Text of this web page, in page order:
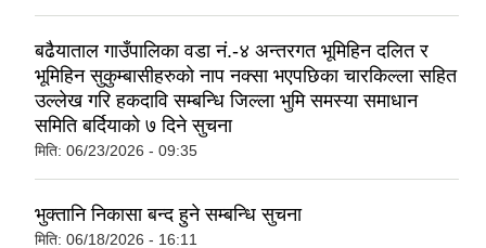
बढैयाताल गाउँपालिका वडा नं.-४ अन्तरगत भूमिहिन दलित र
भूमिहिन सुकुम्बासीहरुकाे नाप नक्सा भएपछिका चारकिल्ला सहित
उल्लेख गरि हकदावि सम्बन्धि जिल्ला भुमि समस्या समाधान
समिति बर्दियाकाे ७ दिने सुचना
मिति: 06/23/2026 - 09:35
भुक्तानि निकासा बन्द हुने सम्बन्धि सुचना
मिति: 06/18/2026 - 16:11